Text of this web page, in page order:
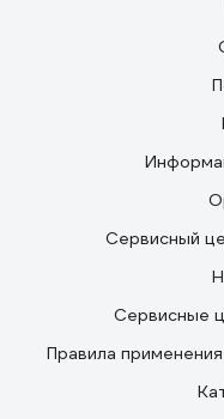
Сервисный
Сервисные
Правила